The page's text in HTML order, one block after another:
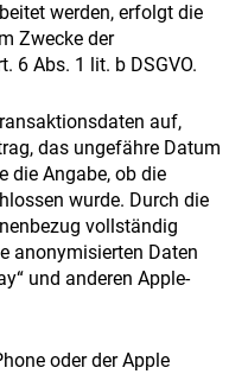
werden, erfolgt die
Zwecke der
6 Abs. 1 lit. b DSGVO.
auf,
das ungefähre Datum
die Angabe, ob die
wurde. Durch die
vollständig
anonymisierten Daten
und anderen Apple-
oder der Apple